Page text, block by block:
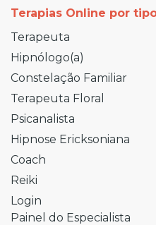
Terapias Online por
Terapeuta
Hipnólogo(a)
Constelação Familiar
Terapeuta Floral
Psicanalista
Hipnose Ericksoniana
Coach
Reiki
Login
Painel do Especialista